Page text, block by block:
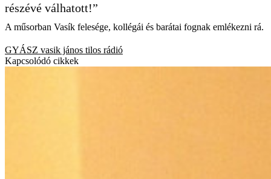
részévé válhatott!”
A műsorban Vasík felesége, kollégái és barátai fognak emlékezni rá.
GYÁSZ vasik jános tilos rádió
Kapcsolódó cikkek